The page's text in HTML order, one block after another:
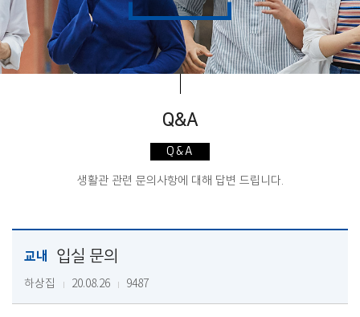
Q&A
Q&A
생활관 관련 문의사항에 대해 답변 드립니다.
교내 입실 문의
하상집 20.08.26 9487